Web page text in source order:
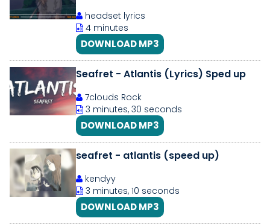
headset lyrics
4 minutes
DOWNLOAD MP3
Seafret - Atlantis (Lyrics) Sped up
7clouds Rock
3 minutes, 30 seconds
DOWNLOAD MP3
seafret - atlantis (speed up)
kendyy
3 minutes, 10 seconds
DOWNLOAD MP3